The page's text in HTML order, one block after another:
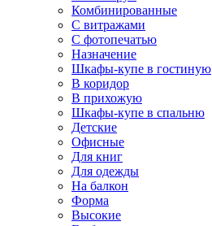
Комбинированные
С витражами
С фотопечатью
Назначение
Шкафы-купе в гостиную
В коридор
В прихожую
Шкафы-купе в спальню
Детские
Офисные
Для книг
Для одежды
На балкон
Форма
Высокие